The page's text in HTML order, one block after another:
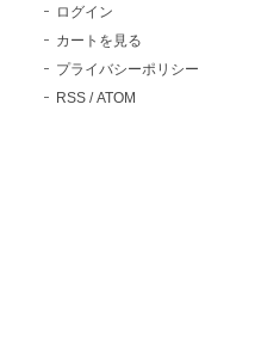
ログイン
カートを見る
プライバシーポリシー
RSS /ATOM